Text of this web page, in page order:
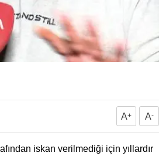
A+ A-
iskan verilmediği için yıllardır